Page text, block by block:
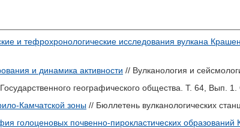
и тефрохронологические исследования вулкана
и динамика активности // Вулканология и
географического общества. Т. 64, Вып. 1.
Камчатской зоны // Бюллетень вулканологических
голоценовых почвенно-пирокластических образований